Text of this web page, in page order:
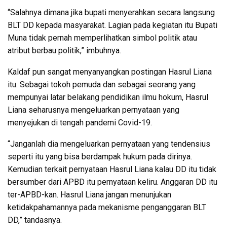
“Salahnya dimana jika bupati menyerahkan secara langsung
BLT DD kepada masyarakat. Lagian pada kegiatan itu Bupati
Muna tidak pernah memperlihatkan simbol politik atau
atribut berbau politik,” imbuhnya.
Kaldaf pun sangat menyanyangkan postingan Hasrul Liana
itu. Sebagai tokoh pemuda dan sebagai seorang yang
mempunyai latar belakang pendidikan ilmu hokum, Hasrul
Liana seharusnya mengeluarkan pernyataan yang
menyejukan di tengah pandemi Covid-19.
“Janganlah dia mengeluarkan pernyataan yang tendensius
seperti itu yang bisa berdampak hukum pada dirinya.
Kemudian terkait pernyataan Hasrul Liana kalau DD itu tidak
bersumber dari APBD itu pernyataan keliru. Anggaran DD itu
ter-APBD-kan. Hasrul Liana jangan menunjukan
ketidakpahamannya pada mekanisme penganggaran BLT
DD,” tandasnya.